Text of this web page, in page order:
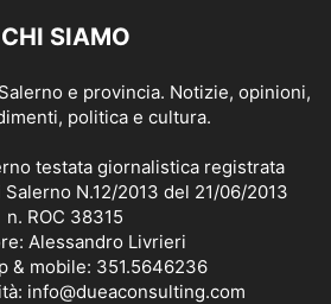
CHI SIAMO
e provincia. Notizie, opinioni,
politica e cultura.
testata giornalistica registrata
N.12/2013 del 21/06/2013
n. ROC 38315
Alessandro Livrieri
& mobile: 351.5646236
info@dueaconsulting.com